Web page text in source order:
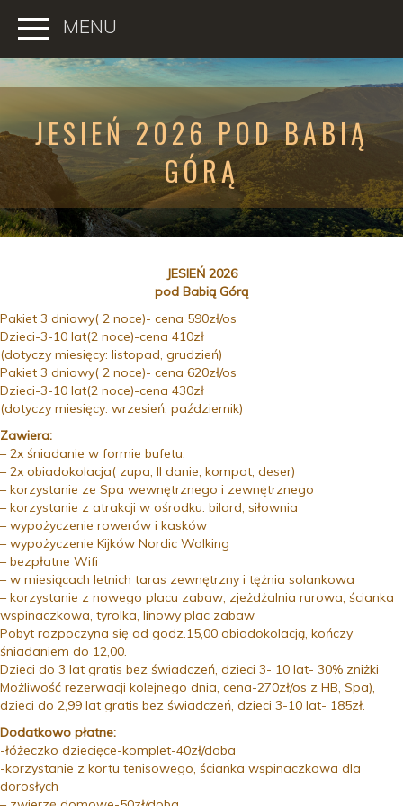
MENU
JESIEŃ 2026 POD BABIĄ
GÓRĄ
JESIEŃ 2026
pod Babią Górą
Pakiet 3 dniowy( 2 noce)- cena 590zł/os
Dzieci-3-10 lat(2 noce)-cena 410zł
(dotyczy miesięcy: listopad, grudzień)
Pakiet 3 dniowy( 2 noce)- cena 620zł/os
Dzieci-3-10 lat(2 noce)-cena 430zł
(dotyczy miesięcy: wrzesień, październik)
Zawiera:
– 2x śniadanie w formie bufetu,
– 2x obiadokolacja( zupa, II danie, kompot, deser)
– korzystanie ze Spa wewnętrznego i zewnętrznego
– korzystanie z atrakcji w ośrodku: bilard, siłownia
– wypożyczenie rowerów i kasków
– wypożyczenie Kijków Nordic Walking
– bezpłatne Wifi
– w miesiącach letnich taras zewnętrzny i tężnia solankowa
– korzystanie z nowego placu zabaw; zjeżdżalnia rurowa, ścianka
wspinaczkowa, tyrolka, linowy plac zabaw
Pobyt rozpoczyna się od godz.15,00 obiadokolacją, kończy
śniadaniem do 12,00.
Dzieci do 3 lat gratis bez świadczeń, dzieci 3- 10 lat- 30% zniżki
Możliwość rezerwacji kolejnego dnia, cena-270zł/os z HB, Spa),
dzieci do 2,99 lat gratis bez świadczeń, dzieci 3-10 lat- 185zł.
Dodatkowo płatne:
-łóżeczko dziecięce-komplet-40zł/doba
-korzystanie z kortu tenisowego, ścianka wspinaczkowa dla
dorosłych